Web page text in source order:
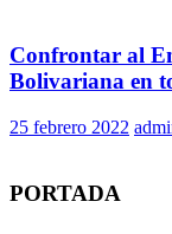
Confrontar al
Bolivariana en
25 febrero 2022
PORTADA